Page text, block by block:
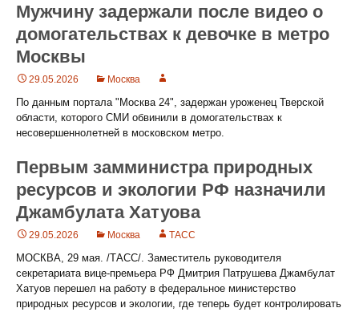
Мужчину задержали после видео о
домогательствах к девочке в метро
Москвы
29.05.2026 Москва
По данным портала "Москва 24", задержан уроженец Тверской
области, которого СМИ обвинили в домогательствах к
несовершеннолетней в московском метро.
Первым замминистра природных
ресурсов и экологии РФ назначили
Джамбулата Хатуова
29.05.2026 Москва ТАСС
МОСКВА, 29 мая. /ТАСС/. Заместитель руководителя
секретариата вице-премьера РФ Дмитрия Патрушева Джамбулат
Хатуов перешел на работу в федеральное министерство
природных ресурсов и экологии, где теперь будет контролировать